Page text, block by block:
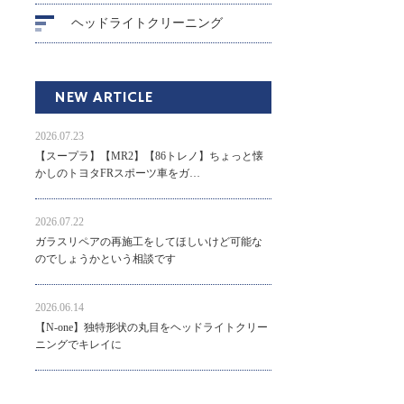
ヘッドライトクリーニング
NEW ARTICLE
2026.07.23
【スープラ】【MR2】【86トレノ】ちょっと懐
かしのトヨタFRスポーツ車をガ…
2026.07.22
ガラスリペアの再施工をしてほしいけど可能な
のでしょうかという相談です
2026.06.14
【N-one】独特形状の丸目をヘッドライトクリー
ニングでキレイに